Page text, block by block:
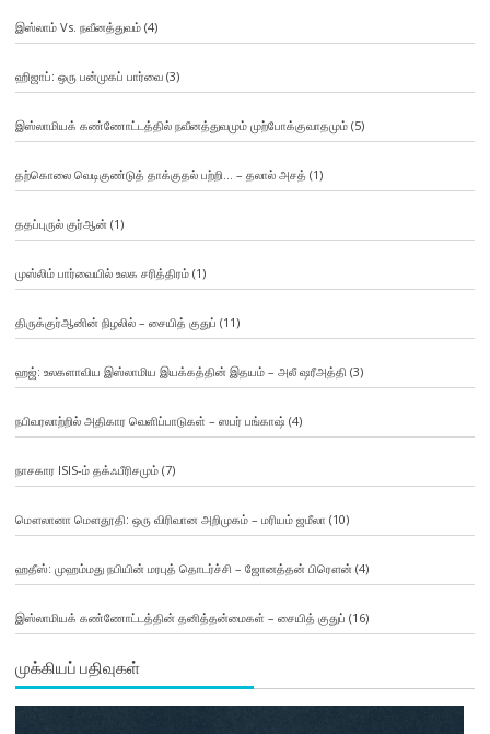
இஸ்லாம் Vs. நவீனத்துவம்(4)
ஹிஜாப்: ஒரு பன்முகப் பார்வை(3)
இஸ்லாமியக் கண்ணோட்டத்தில் நவீனத்துவமும் முற்போக்குவாதமும்(5)
தற்கொலை வெடிகுண்டுத் தாக்குதல் பற்றி… – தலால் அசத் (1)
ததப்புருல் குர்ஆன் (1)
முஸ்லிம் பார்வையில் உலக சரித்திரம்(1)
திருக்குர்ஆனின் நிழலில் – சையித் குதுப் (11)
ஹஜ்: உலகளாவிய இஸ்லாமிய இயக்கத்தின் இதயம் – அலீ ஷரீஅத்தி (3)
நபிவரலாற்றில் அதிகார வெளிப்பாடுகள் – ஸபர் பங்காஷ் (4)
நாசகார ISIS-ம் தக்ஃபீரிசமும்(7)
மௌலானா மௌதூதி: ஒரு விரிவான அறிமுகம் – மரியம் ஜமீலா (10)
ஹதீஸ்: முஹம்மது நபியின் மரபுத் தொடர்ச்சி – ஜோனத்தன் பிரௌன் (4)
இஸ்லாமியக் கண்ணோட்டத்தின் தனித்தன்மைகள் – சையித் குதுப் (16)
முக்கியப் பதிவுகள்